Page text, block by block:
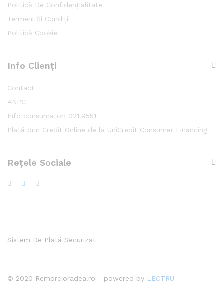
Politică De Confidențialitate
Termeni Și Condiții
Politică Cookie
Info Clienți
Contact
ANPC
Info consumator: 021.9551
Plată prin Credit Online de la UniCredit Consumer Financing
Rețele Sociale
© 2020 Remorcioradea.ro - powered by LECTRU
Sistem De Plată Securizat